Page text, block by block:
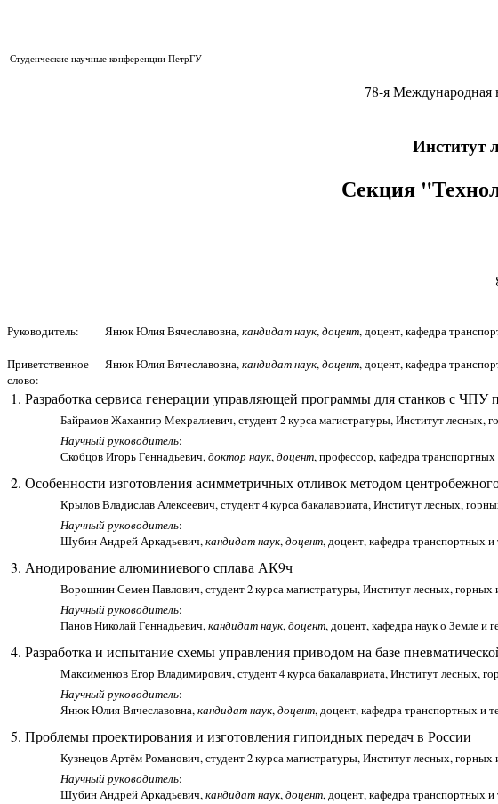
Студенческие научные конференции ПетрГУ
78-я Международная
Институт
Секция
Руководитель: Янюк Юлия Вячеславовна,кандидат наук,доцент, доцент, кафедра
Приветственное
слово:
Янюк Юлия Вячеславовна,кандидат наук,доцент, доцент, кафедра
Разработка сервиса генерации управляющей программы для станков с ЧПУ
Байрамов Жахангир Мехралиевич, студент 2 курса магистратуры, Институт лесных,
Научный руководитель:
Скобцов Игорь Геннадьевич,доктор наук,доцент, профессор, кафедра
Особенности изготовления асимметричных отливок методом
Крылов Владислав Алексеевич, студент 4 курса бакалавриата, Институт лесных,
Научный руководитель:
Шубин Андрей Аркадьевич,кандидат наук,доцент, доцент, кафедра транспортных
Анодирование алюминиевого сплава АК9ч
Ворошнин Семен Павлович, студент 2 курса магистратуры, Институт лесных,
Научный руководитель:
Панов Николай Геннадьевич,кандидат наук,доцент, доцент, кафедра наук о Земле и
Разработка и испытание схемы управления приводом на базе
Максименков Егор Владимирович, студент 4 курса бакалавриата, Институт лесных,
Научный руководитель:
Янюк Юлия Вячеславовна,кандидат наук,доцент, доцент, кафедра транспортных и
Проблемы проектирования и изготовления гипоидных передач в России
Кузнецов Артём Романович, студент 2 курса магистратуры, Институт лесных,
Научный руководитель:
Шубин Андрей Аркадьевич,кандидат наук,доцент, доцент, кафедра транспортных